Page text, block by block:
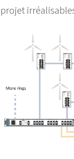
projet